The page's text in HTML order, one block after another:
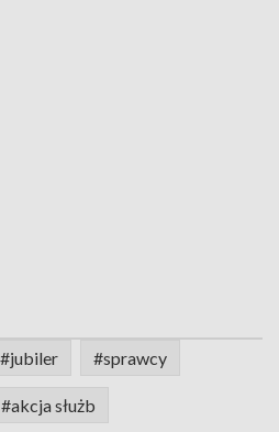
#jubiler #sprawcy
#akcja służb